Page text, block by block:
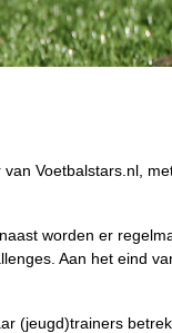
Voetbalstars.nl,
worden er
Aan het eind
(jeugd)trainers